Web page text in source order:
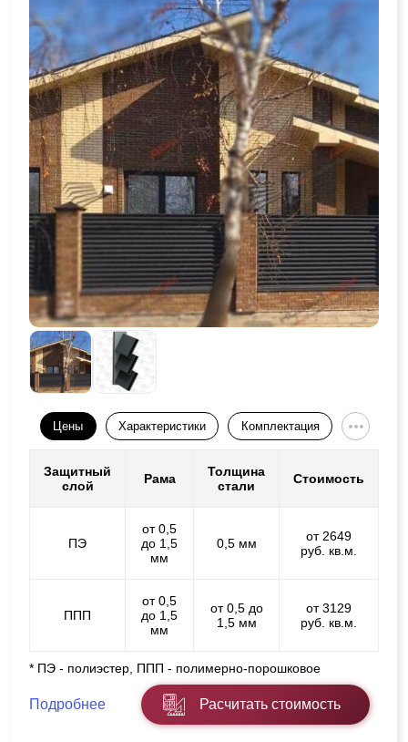
Цены Характеристики Комплектация
Защитный
слой
Рама
Толщина
стали
Стоимость
ПЭ
от 0,5
до 1,5
мм
0,5 мм
от 2649
руб. кв.м.
ППП
от 0,5
до 1,5
мм
от 0,5 до
1,5 мм
от 3129
руб. кв.м.
* ПЭ - полиэстер, ППП - полимерно-порошковое
Подробнее Расчитать стоимость